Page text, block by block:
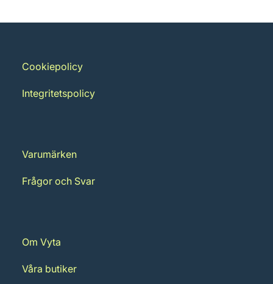
Cookiepolicy
Integritetspolicy
Varumärken
Frågor och Svar
Om Vyta
Våra butiker